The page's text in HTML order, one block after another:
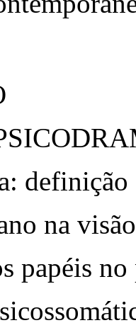
definição
na
papéis